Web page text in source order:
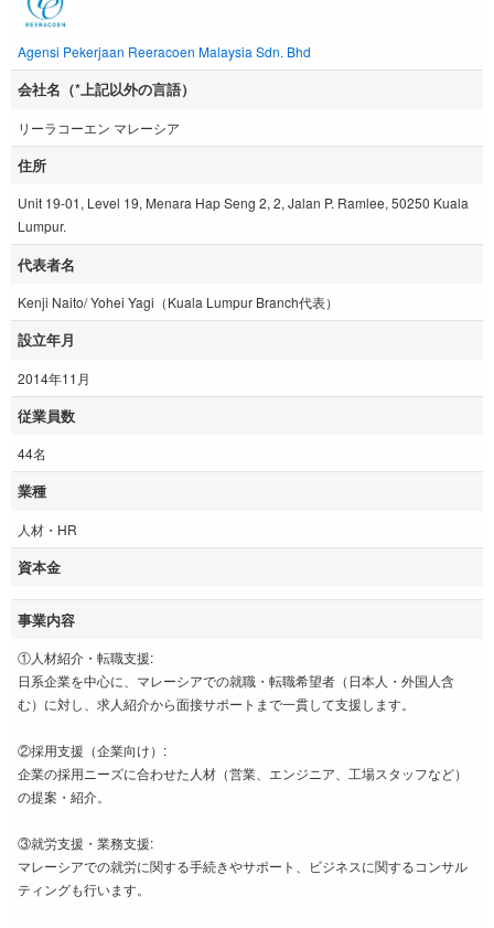
Agensi Pekerjaan Reeracoen Malaysia Sdn. Bhd
会社名（*上記以外の言語）
リーラコーエン マレーシア
住所
Unit 19-01, Level 19, Menara Hap Seng 2, 2, Jalan P. Ramlee, 50250 Kuala
Lumpur.
代表者名
Kenji Naito/ Yohei Yagi（Kuala Lumpur Branch代表）
設立年月
2014年11月
従業員数
44名
業種
人材・HR
資本金
事業内容
①人材紹介・転職支援:
日系企業を中心に、マレーシアでの就職・転職希望者（日本人・外国人含
む）に対し、求人紹介から面接サポートまで一貫して支援します。
②採用支援（企業向け）:
企業の採用ニーズに合わせた人材（営業、エンジニア、工場スタッフなど）
の提案・紹介。
③就労支援・業務支援:
マレーシアでの就労に関する手続きやサポート、ビジネスに関するコンサル
ティングも行います。